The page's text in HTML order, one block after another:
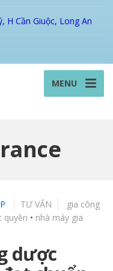
H Cần Giuộc, Long An
MENU
TƯ VẤN
gia công
quyền • nhà máy gia
dược